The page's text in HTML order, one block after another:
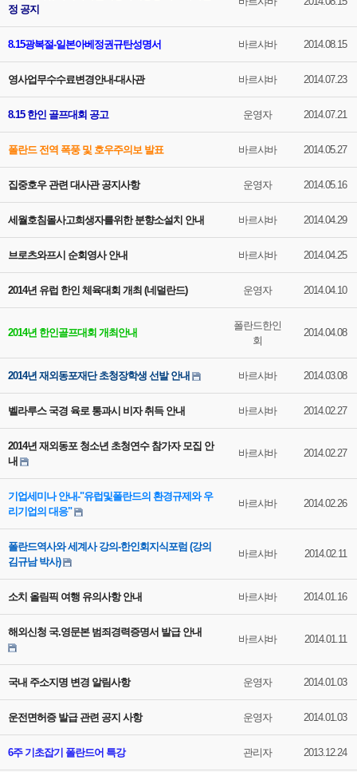
정 공지
8.15광복절-일본아베정권규탄성명서 바르샤바 2014.08.15
영사업무수수료변경안내-대사관 바르샤바 2014.07.23
8.15 한인 골프대회 공고 운영자 2014.07.21
폴란드 전역 폭풍 및 호우주의보 발표 바르샤바 2014.05.27
집중호우 관련 대사관 공지사항 운영자 2014.05.16
세월호침몰사고희생자를위한 분향소설치 안내 바르샤바 2014.04.29
브로츠와프시 순회영사 안내 바르샤바 2014.04.25
2014년 유럽 한인 체육대회 개최 (네덜란드) 운영자 2014.04.10
2014년 한인골프대회 개최안내
폴란드한인
회
2014.04.08
2014년 재외동포재단 초청장학생 선발 안내 바르샤바 2014.03.08
벨라루스 국경 육로 통과시 비자 취득 안내 바르샤바 2014.02.27
2014년 재외동포 청소년 초청연수 참가자 모집 안
내
바르샤바 2014.02.27
기업세미나 안내-"유럽및폴란드의 환경규제와 우
리기업의 대응"
바르샤바 2014.02.26
폴란드역사와 세계사 강의-한인회지식포럼 (강의
김규남 박사)
바르샤바 2014.02.11
소치 올림픽 여행 유의사항 안내 바르샤바 2014.01.16
해외신청 국.영문본 범죄경력증명서 발급 안내
바르샤바 2014.01.11
국내 주소지명 변경 알림사항 운영자 2014.01.03
운전면허증 발급 관련 공지 사항 운영자 2014.01.03
6주 기초잡기 폴란드어 특강 관리자 2013.12.24